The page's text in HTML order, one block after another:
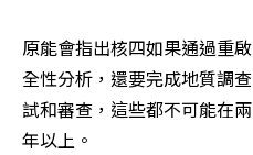
原能會指出核四如果通過重
全性分析，還要完成地質調
試和審查，這些都不可能在
年以上。